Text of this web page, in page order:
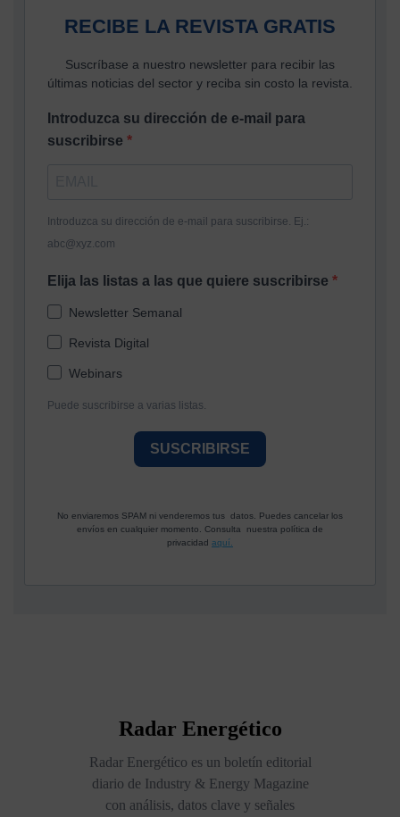
RECIBE LA REVISTA GRATIS
Suscríbase a nuestro newsletter para recibir las
últimas noticias del sector y reciba sin costo la revista.
Introduzca su dirección de e-mail para
suscribirse
Introduzca su dirección de e-mail para suscribirse. Ej.:
abc@xyz.com
Elija las listas a las que quiere suscribirse
Newsletter Semanal
Revista Digital
Webinars
Puede suscribirse a varias listas.
SUSCRIBIRSE
No enviaremos SPAM ni venderemos tus datos. Puedes cancelar los
envíos en cualquier momento. Consulta nuestra política de
privacidad aquí.